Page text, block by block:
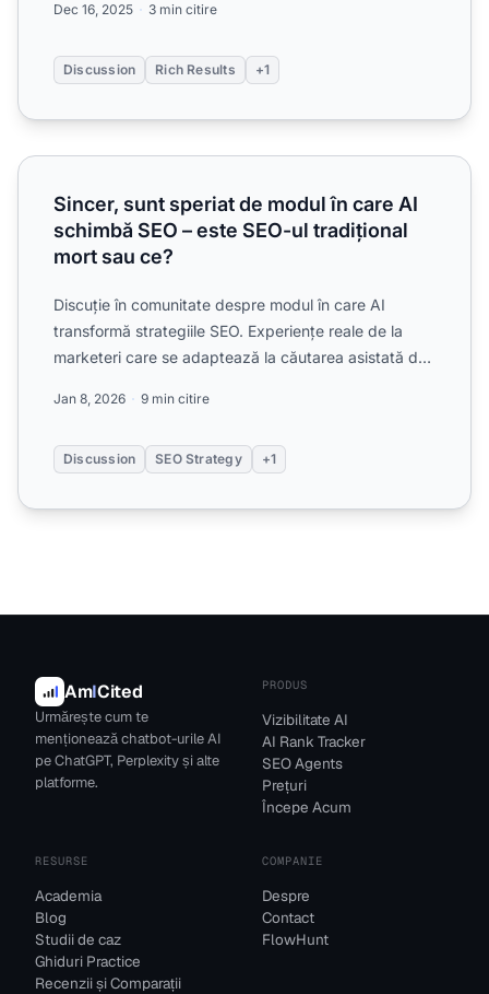
Dec 16, 2025 3 min citire
Discussion Rich Results +1
Sincer, sunt speriat de modul în care AI schimbă SEO –
Sincer, sunt speriat de modul în care AI
schimbă SEO – este SEO-ul tradițional
mort sau ce?
Discuție în comunitate despre modul în care AI
transformă strategiile SEO. Experiențe reale de la
marketeri care se adaptează la căutarea asistată de
Jan 8, 2026 9 min citire
Discussion SEO Strategy +1
AmICited
Urmărește cum te
menționează chatbot-urile AI
pe ChatGPT, Perplexity și alte
platforme.
PRODUS
Vizibilitate AI
AI Rank Tracker
SEO Agents
Prețuri
Începe Acum
RESURSE
Academia
Blog
Studii de caz
Ghiduri Practice
Recenzii și Comparații
COMPANIE
Despre
Contact
FlowHunt